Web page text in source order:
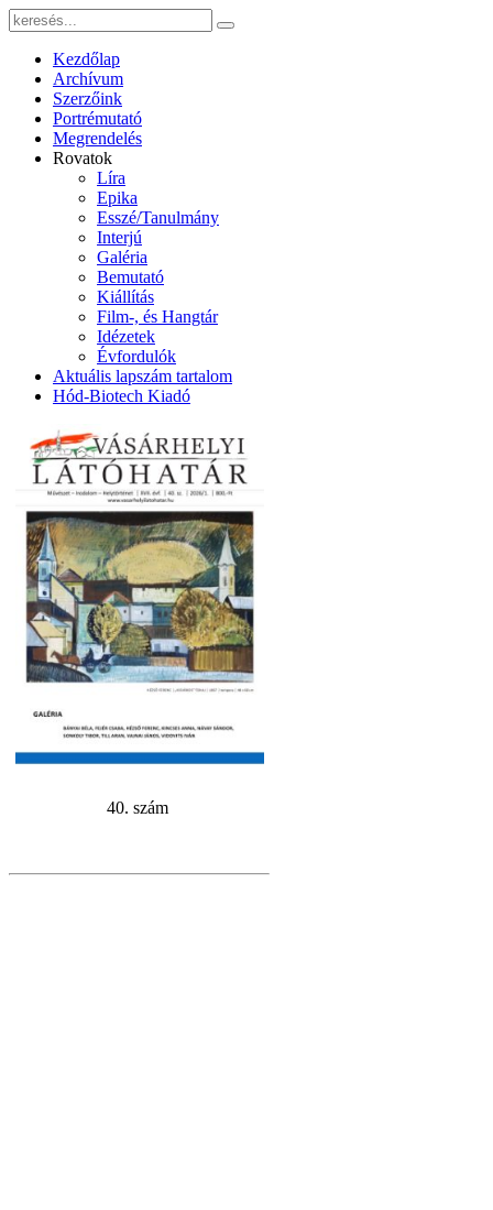
Kezdőlap
Archívum
Szerzőink
Portrémutató
Megrendelés
Rovatok
Líra
Epika
Esszé/Tanulmány
Interjú
Galéria
Bemutató
Kiállítás
Film-, és Hangtár
Idézetek
Évfordulók
Aktuális lapszám tartalom
Hód-Biotech Kiadó
40. szám